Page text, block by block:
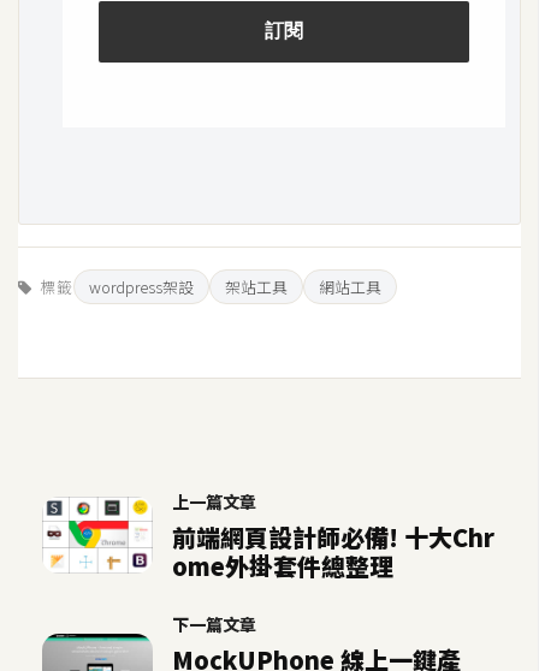
標籤 wordpress架設 架站工具 網站工具
上一篇文章
前端網頁設計師必備! 十大Chr
ome外掛套件總整理
下一篇文章
MockUPhone 線上一鍵產